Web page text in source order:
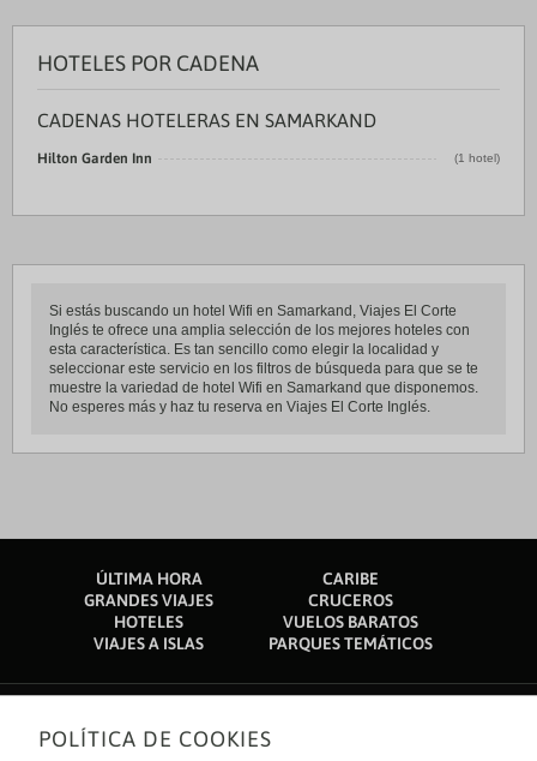
HOTELES POR CADENA
CADENAS HOTELERAS EN SAMARKAND
Hilton Garden Inn (1 hotel)
Si estás buscando un hotel Wifi en Samarkand, Viajes El Corte
Inglés te ofrece una amplia selección de los mejores hoteles con
esta característica. Es tan sencillo como elegir la localidad y
seleccionar este servicio en los filtros de búsqueda para que se te
muestre la variedad de hotel Wifi en Samarkand que disponemos.
No esperes más y haz tu reserva en Viajes El Corte Inglés.
ÚLTIMA HORA
CARIBE
GRANDES VIAJES
CRUCEROS
HOTELES
VUELOS BARATOS
VIAJES A ISLAS
PARQUES TEMÁTICOS
Sobre nosotros
POLÍTICA DE COOKIES